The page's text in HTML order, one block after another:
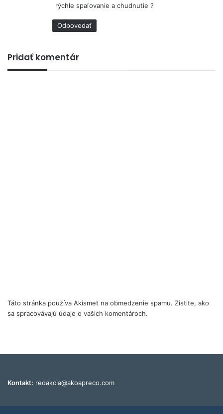
rýchle spaľovanie a chudnutie ?
Odpovedať
Pridať komentár
Táto stránka používa Akismet na obmedzenie spamu. Zistite, ako
sa spracovávajú údaje o vašich komentároch.
Kontakt: redakcia@akoapreco.com